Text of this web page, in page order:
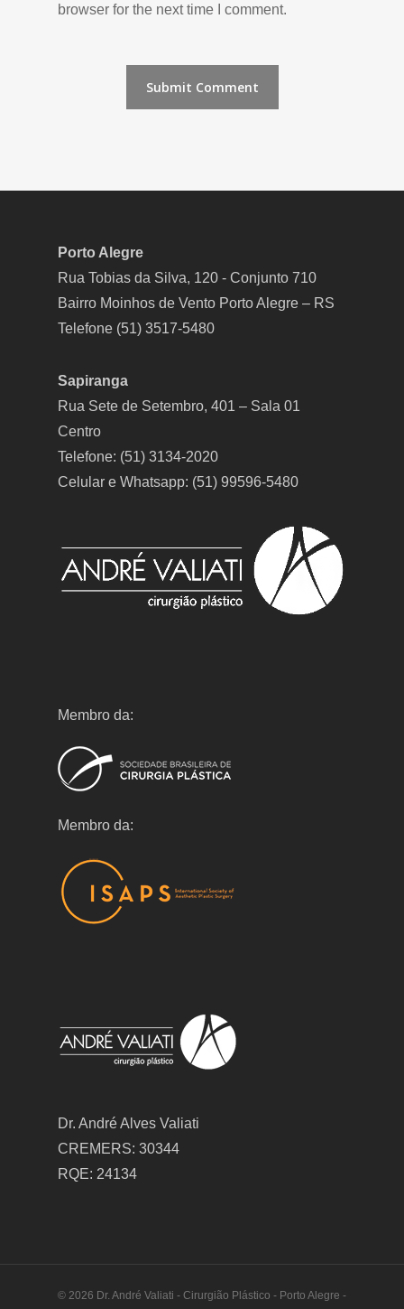
browser for the next time I comment.
Porto Alegre
Rua Tobias da Silva, 120 - Conjunto 710
Bairro Moinhos de Vento Porto Alegre – RS
Telefone (51) 3517-5480
Sapiranga
Rua Sete de Setembro, 401 – Sala 01
Centro
Telefone: (51) 3134-2020
Celular e Whatsapp: (51) 99596-5480
Membro da:
Membro da:
Dr. André Alves Valiati
CREMERS: 30344
RQE: 24134
© 2026 Dr. André Valiati - Cirurgião Plástico - Porto Alegre -